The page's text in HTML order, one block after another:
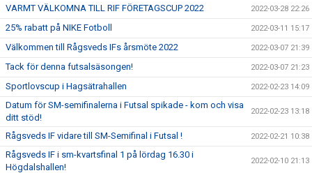
VARMT VÄLKOMNA TILL RIF FÖRETAGSCUP 2022 2022-03-28 22:26
25% rabatt på NIKE Fotboll 2022-03-11 15:17
Välkommen till Rågsveds IFs årsmöte 2022 2022-03-07 21:39
Tack för denna futsalsäsongen! 2022-03-07 21:23
Sportlovscup i Hagsätrahallen 2022-02-23 14:09
Datum för SM-semifinalerna i Futsal spikade - kom och visa
ditt stöd!
2022-02-23 13:18
Rågsveds IF vidare till SM-Semifinal i Futsal ! 2022-02-21 10:38
Rågsveds IF i sm-kvartsfinal 1 på lördag 16.30 i
Högdalshallen!
2022-02-10 21:13